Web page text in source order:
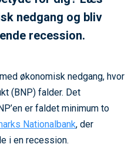
nedgang og bliv
recession.
økonomisk nedgang, hvor
(BNP) falder. Det
er faldet minimum to
Nationalbank, der
i en recession.